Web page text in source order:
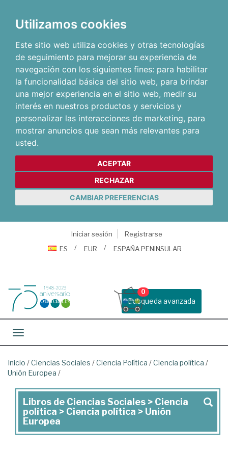
Utilizamos cookies
Este sitio web utiliza cookies y otras tecnologías
de seguimiento para mejorar su experiencia de
navegación con los siguientes fines: para habilitar
la funcionalidad básica del sitio web, para brindar
una mejor experiencia en el sitio web, medir su
interés en nuestros productos y servicios y
personalizar las interacciones de marketing, para
mostrar anuncios que sean más relevantes para
usted.
ACEPTAR
RECHAZAR
CAMBIAR PREFERENCIAS
Iniciar sesión
Registrarse
ES
EUR ESPAÑA PENINSULAR
Busqueda avanzada
0
Toggle navigation
Inicio /Ciencias Sociales /Ciencia Política /Ciencia política /
Unión Europea /
Libros
de
Ciencias
Libros de Ciencias Sociales > Ciencia
política > Ciencia política > Unión
Europea